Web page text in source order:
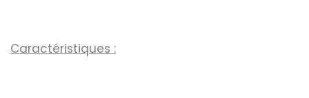
Caractéristiques :